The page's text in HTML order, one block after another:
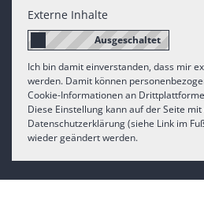
Externe Inhalte
Ich bin damit einverstanden, dass mir
werden. Damit können
Cookie-Informationen an
Diese Einstellung kann auf der Seite
Datenschutzerklärung (siehe Link im
wieder geändert werden.